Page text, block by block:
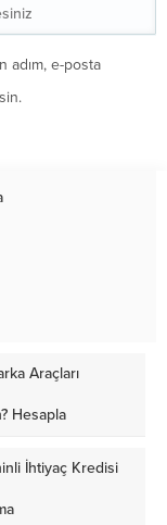
adım, e-posta
Araçları
Hesapla
İhtiyaç Kredisi